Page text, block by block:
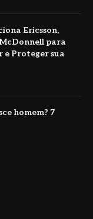
Ericsson,
para
e Proteger sua
homem? 7